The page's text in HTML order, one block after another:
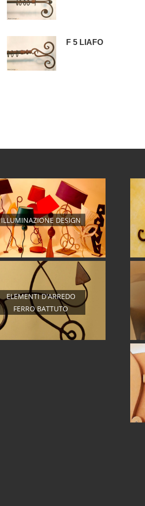
F 5 LIAFO
ILLUMINAZIONE DESIGN
ELEMENTI D'ARREDO
FERRO BATTUTO